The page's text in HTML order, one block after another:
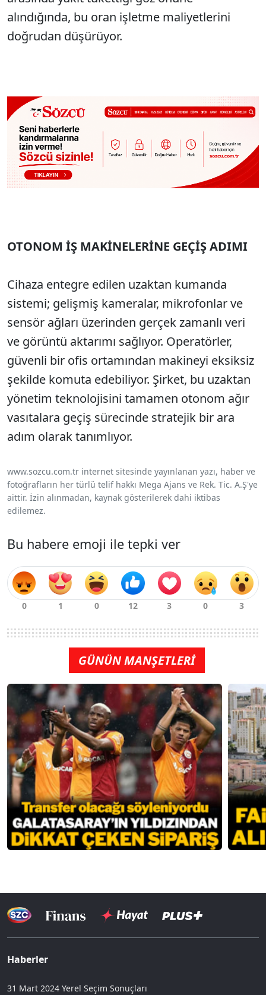
alındığında, bu oran işletme maliyetlerini
doğrudan düşürüyor.
OTONOM İŞ MAKİNELERİNE GEÇİŞ ADIMI
Cihaza entegre edilen uzaktan kumanda
sistemi; gelişmiş kameralar, mikrofonlar ve
sensör ağları üzerinden gerçek zamanlı veri
ve görüntü aktarımı sağlıyor. Operatörler,
güvenli bir ofis ortamından makineyi eksiksiz
şekilde komuta edebiliyor. Şirket, bu uzaktan
yönetim teknolojisini tamamen otonom ağır
vasıtalara geçiş sürecinde stratejik bir ara
adım olarak tanımlıyor.
www.sozcu.com.tr internet sitesinde yayınlanan yazı, haber ve
fotoğrafların her türlü telif hakkı Mega Ajans ve Rek. Tic. A.Ş'ye
aittir. İzin alınmadan, kaynak gösterilerek dahi iktibas
edilemez.
Bu habere emoji ile tepki ver
GÜNÜN MANŞETLERİ
Haberler
31 Mart 2024 Yerel Seçim Sonuçları